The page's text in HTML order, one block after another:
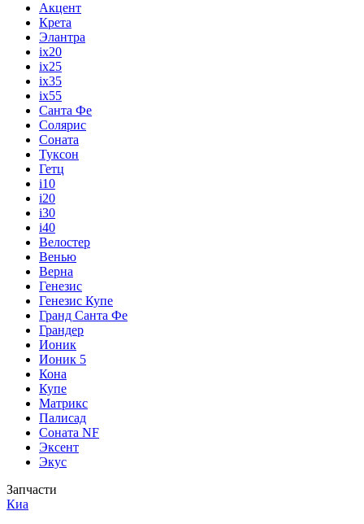
Акцент
Крета
Элантра
ix20
ix25
ix35
ix55
Санта Фе
Солярис
Соната
Туксон
Гетц
i10
i20
i30
i40
Велостер
Венью
Верна
Генезис
Генезис Купе
Гранд Санта Фе
Грандер
Ионик
Ионик 5
Кона
Купе
Матрикс
Палисад
Соната NF
Эксент
Экус
Запчасти
Киа